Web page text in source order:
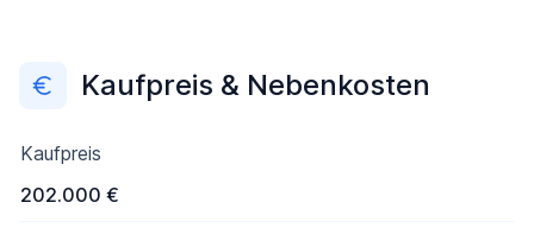
Kaufpreis & Nebenkosten
Kaufpreis
202.000 €